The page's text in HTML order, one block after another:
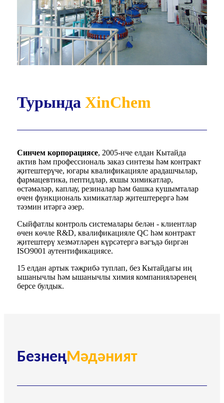
Турында XinChem
Синчем корпорациясе, 2005-нче елдан Кытайда
актив һәм профессиональ заказ синтезы һәм контракт
җитештерүче, югары квалификацияле арадашчылар,
фармацевтика, пептидлар, яхшы химикатлар,
өстәмәләр, каплау, резиналар һәм башка кушымталар
өчен функциональ химикатлар җитештерергә һәм
тәэмин итәргә әзер.
Сыйфатлы контроль системалары белән - клиентлар
өчен көчле R&D, квалификацияле QC һәм контракт
җитештерү хезмәтләрен күрсәтергә вәгъдә биргән
ISO9001 аутентификациясе.
15 елдан артык тәҗрибә туплап, без Кытайдагы иң
ышанычлы һәм ышанычлы химия компанияләренең
берсе булдык.
БезнеңМәдәният